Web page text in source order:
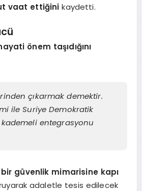
vaat ettiğini kaydetti.
önem taşıdığını
çıkarmak demektir.
ile Suriye Demokratik
entegrasyonu
güvenlik mimarisine kapı
adaletle tesis edilecek